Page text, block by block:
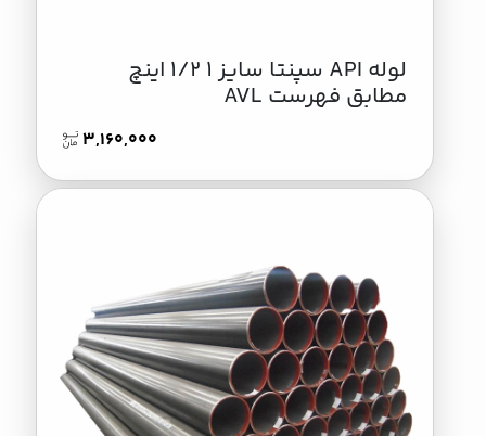
لوله API سپنتا سایز 1 1/2 اینچ
مطابق فهرست AVL
3,160,000